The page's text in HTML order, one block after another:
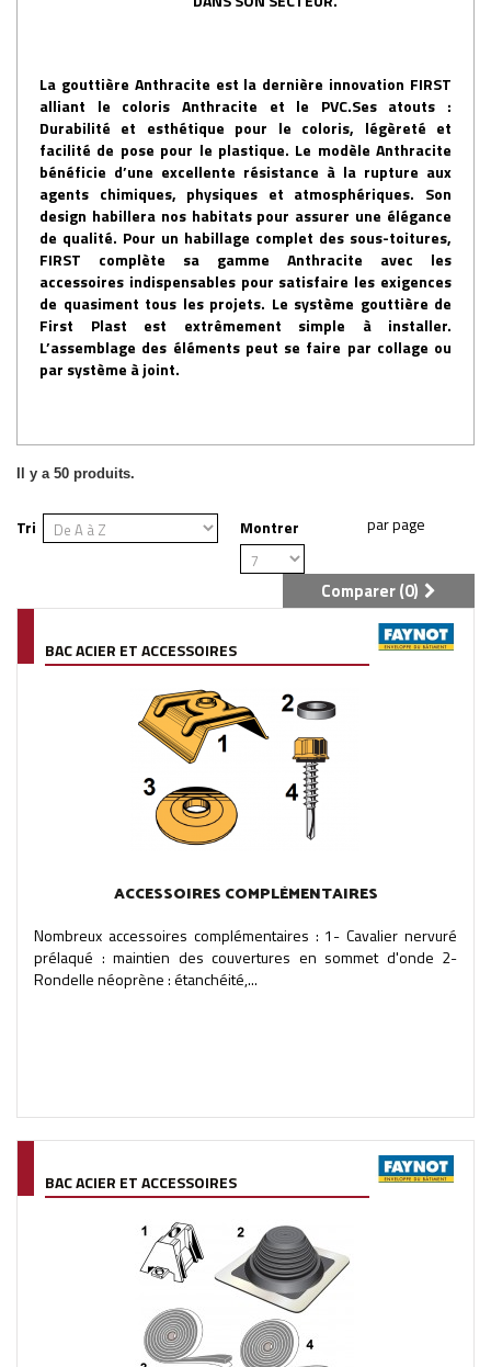
La gouttière Anthracite est la dernière innovation FIRST
alliant le coloris Anthracite et le PVC.Ses atouts :
Durabilité et esthétique pour le coloris, légèreté et
facilité de pose pour le plastique. Le modèle Anthracite
bénéficie d’une excellente résistance à la rupture aux
agents chimiques, physiques et atmosphériques. Son
design habillera nos habitats pour assurer une élégance
de qualité. Pour un habillage complet des sous-toitures,
FIRST complète sa gamme Anthracite avec les
accessoires indispensables pour satisfaire les exigences
de quasiment tous les projets. Le système gouttière de
First Plast est extrêmement simple à installer.
L’assemblage des éléments peut se faire par collage ou
par système à joint.
Il y a 50 produits.
Tri Montrer
Comparer (0)
BAC ACIER ET ACCESSOIRES
ACCESSOIRES COMPLÉMENTAIRES
Nombreux accessoires complémentaires : 1- Cavalier nervuré
prélaqué : maintien des couvertures en sommet d'onde 2-
Rondelle néoprène : étanchéité,...
BAC ACIER ET ACCESSOIRES